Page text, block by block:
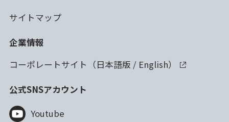
サイトマップ
企業情報
コーポレートサイト（日本語版 / English）
公式SNSアカウント
Youtube